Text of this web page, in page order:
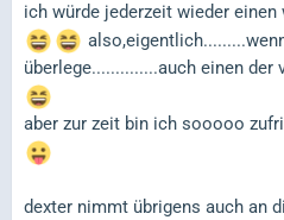
ich würde jederzeit wieder
überlege..............auch einen der
aber zur zeit bin ich sooooo
dexter nimmt übrigens auch an